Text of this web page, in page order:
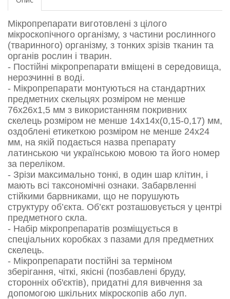
Мікропрепарати виготовлені з цілого
мікроскопічного організму, з частини рослинного
(тваринного) організму, з тонких зрізів тканин та
органів рослин і тварин.
- Постійні мікропрепарати вміщені в середовища,
нерозчинні в воді.
- Мікропрепарати монтуються на стандартних
предметних скельцях розміром не менше
76х26х1,5 мм з використанням покривних
скелець розміром не менше 14х14х(0,15-0,17) мм,
оздоблені етикеткою розміром не менше 24х24
мм, на якій подається назва препарату
латинською чи українською мовою та його номер
за переліком.
- Зрізи максимально тонкі, в один шар клітин, і
мають всі таксономічні ознаки. Забарвленні
стійкими барвниками, що не порушують
структуру об’єкта. Об’єкт розташовується у центрі
предметного скла.
- Набір мікропрепаратів розміщується в
спеціальних коробках з пазами для предметних
скелець.
- Мікропрепарати постійні за терміном
зберігання, чіткі, якісні (позбавлені бруду,
сторонніх об'єктів), придатні для вивчення за
допомогою шкільних мікроскопів або луп.